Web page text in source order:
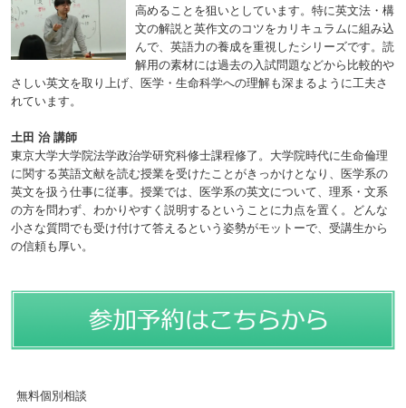
高めることを狙いとしています。特に英文法・構
文の解説と英作文のコツをカリキュラムに組み込
んで、英語力の養成を重視したシリーズです。読
解用の素材には過去の入試問題などから比較的や
さしい英文を取り上げ、医学・生命科学への理解も深まるように工夫さ
れています。
土田 治 講師
東京大学大学院法学政治学研究科修士課程修了。大学院時代に生命倫理
に関する英語文献を読む授業を受けたことがきっかけとなり、医学系の
英文を扱う仕事に従事。授業では、医学系の英文について、理系・文系
の方を問わず、わかりやすく説明するということに力点を置く。どんな
小さな質問でも受け付けて答えるという姿勢がモットーで、受講生から
の信頼も厚い。
無料個別相談